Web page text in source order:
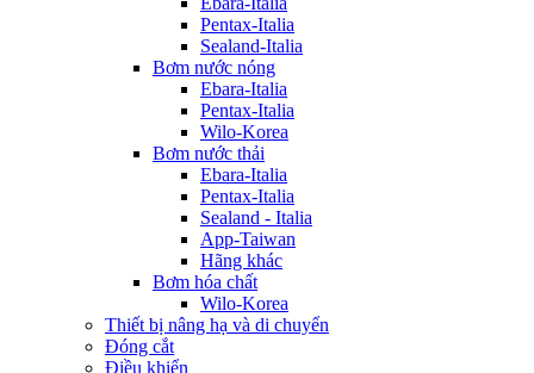
Pentax-Italia
Sealand-Italia
Bơm nước nóng
Ebara-Italia
Pentax-Italia
Wilo-Korea
Bơm nước thải
Ebara-Italia
Pentax-Italia
Sealand - Italia
App-Taiwan
Hãng khác
Bơm hóa chất
Wilo-Korea
Thiết bị nâng hạ và di chuyển
Đóng cắt
Điều khiển